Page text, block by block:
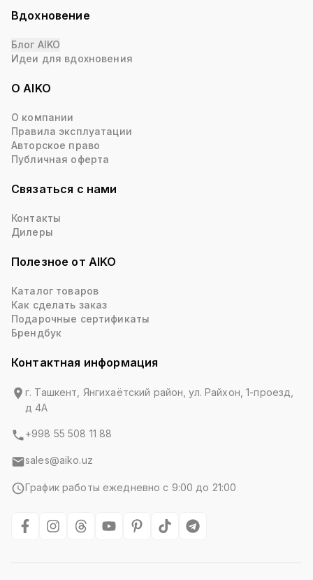
Вдохновение
Блог AIKO
Идеи для вдохновения
О AIKO
О компании
Правила эксплуатации
Авторское право
Публичная оферта
Связаться с нами
Контакты
Дилеры
Полезное от AIKO
Каталог товаров
Как сделать заказ
Подарочные сертификаты
Брендбук
Контактная информация
г. Ташкент, Янгихаётский район, ул. Райхон, 1-проезд,
д 4А
+998 55 508 11 88
sales@aiko.uz
График работы ежедневно с 9:00 до 21:00